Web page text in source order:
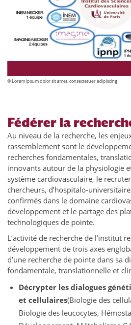
© Lorem ipsum dolor sit amet, consectetuer adipiscing
Fédérer la
Au niveau de la recherche, les
rassemblement sont le
recherches fondamentales,
innovants autour de la physiologie
système cardiovasculaire, le
chercheurs, d’hospitalo-
confirmés dans le domaine
développement et le partage des
technologiques de pointe.
L’activité de recherche de l’institut
développement de trois axes
d’une recherche de pointe dans sa
fondamentale, translationnelle et
Décrypter les dialogues
et cellulaires(Biologie des
Biologie des leucocytes,